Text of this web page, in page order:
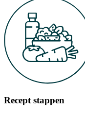
Recept stappen